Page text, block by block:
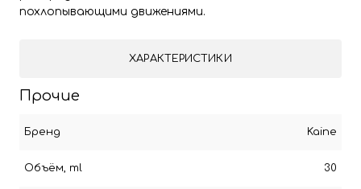
похлопывающими движениями.
ХАРАКТЕРИСТИКИ
Прочие
Бренд Kaine
Объём, ml 30